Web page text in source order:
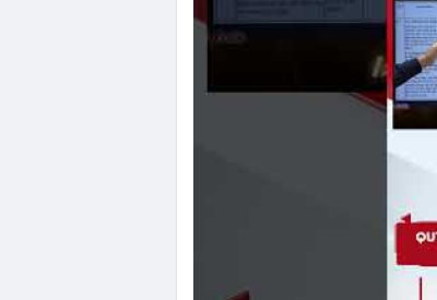
🎥 Xem video trực tiếp tại:
Nguồn: Tài chính & Kinh doanh